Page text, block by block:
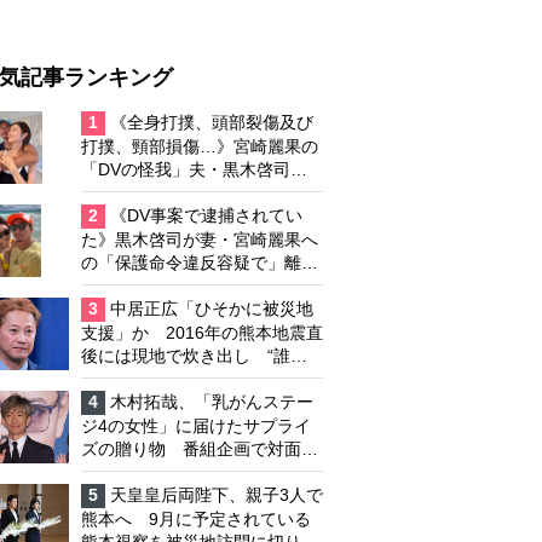
記事ランキング
1
《全身打撲、頭部裂傷及び
打撲、頸部損傷…》宮崎麗果の
「DVの怪我」夫・黒木啓司の
逮捕で始まる「夫婦の闘争」
2
《DV事案で逮捕されてい
た》黒木啓司が妻・宮崎麗果へ
の「保護命令違反容疑で」離婚
協議は「第二ステージ」へ
3
中居正広「ひそかに被災地
支援」か 2016年の熊本地震直
後には現地で炊き出し “誰に
も知られなくて良い”と、むし
ろ強まる福祉活動への思い
4
木村拓哉、「乳がんステー
ジ4の女性」に届けたサプライ
ズの贈り物 番組企画で対面し
たファンが、夢と希望を与える
心遣いに「うれしくて号泣しま
した」
5
天皇皇后両陛下、親子3人で
熊本へ 9月に予定されている